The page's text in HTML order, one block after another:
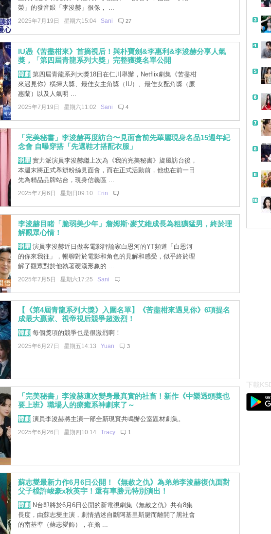
榮」的發音跟「李浚赫」很像， ...
2025年7月19日 星期六15:04 Sani 27
IU憑《苦盡柑來》首摘視后！與朴寶劍&李惠利&李浚赫分享人氣
獎，「第四屆青龍系列大獎」完整獲獎名單公開
韓劇 第四屆青龍系列大獎18日在仁川舉辦，Netflix劇集《苦盡柑
來遇見你》橫掃大獎、最佳女主角獎（IU）、最佳女配角獎（廉
惠蘭）以及人氣明 ...
2025年7月19日 星期六11:02 Sani 4
「完美秘書」李浚赫再度訪台〜見面會前先華麗現身名品15週年紀
念會 自曝穿搭「先選鞋才搭配衣服」
明星實力派演員李浚赫繼上次為《我的完美秘書》旋風訪台後，
本週末將正式舉辦粉絲見面會，而在正式活動前，他也在前一日
先為精品品牌站台，現身信義區 ...
2025年7月6日 星期日09:10 Erin
李浚赫目睹「脆弱美少年」詹姆斯·麥艾維成長為粗獷猛男，終於理
解觀眾心情！
明星演員李浚赫近日做客電影評論家白恩河的YT頻道「白恩河
的你來我往」，暢聊對於電影和角色的見解和感受，似乎終於理
解了觀眾對於他執著硬漢形象的 ...
2025年7月5日 星期六17:25 Sani
【《第4屆青龍系列大獎》入圍名單】《苦盡柑來遇見你》6項提名
成最大贏家、視帝視后競爭超激烈！
韓劇 每個獎項的競爭也是很激烈啊！
2025年6月27日 星期五14:13 Yuan 3
「完美秘書」李浚赫這次變身最真實的社畜！新作《中樂透頭獎也
要上班》職場人的療癒系神劇來了～
韓劇 演員李浚赫將主演一部全新現實共鳴辦公室題材劇集。
2025年6月26日 星期四10:14 Tracy 1
蘇志燮最新力作6月6日公開！《無赦之仇》為弟弟李浚赫復仇面對
父子檔許峻豪x秋英宇！還有車勝元特別演出！
韓劇 N台即將於6月6日公開的新電視劇集《無赦之仇》共有8集
長度，由蘇志燮主演，劇情描述自斷阿基里斯腱而離開了黑社會
的南基準（蘇志燮飾），在擔 ...
帶
下載